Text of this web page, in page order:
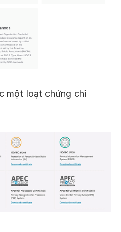
một loạt chứng chỉ